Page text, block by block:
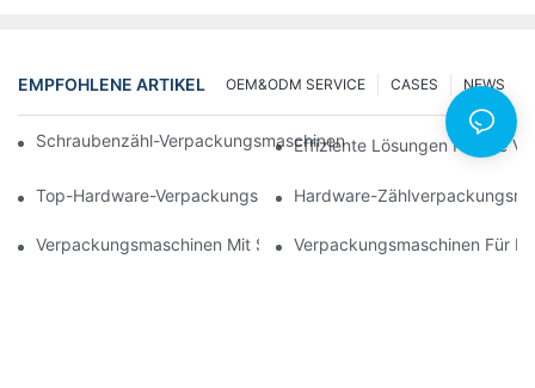
EMPFOHLENE ARTIKEL NEWS
CASES
OEM&ODM SERVICE
Schraubenzähl-Verpackungsmaschinen Für Zuverlässige Und
Effiziente Lösungen Für Die
Top-Hardware-Verpackungsmaschinen Für Eine Konsistente
Hardware-
Verpackungsmaschinen Mit Schraubenzählfunktion: Das
Verpackungsmaschinen Für